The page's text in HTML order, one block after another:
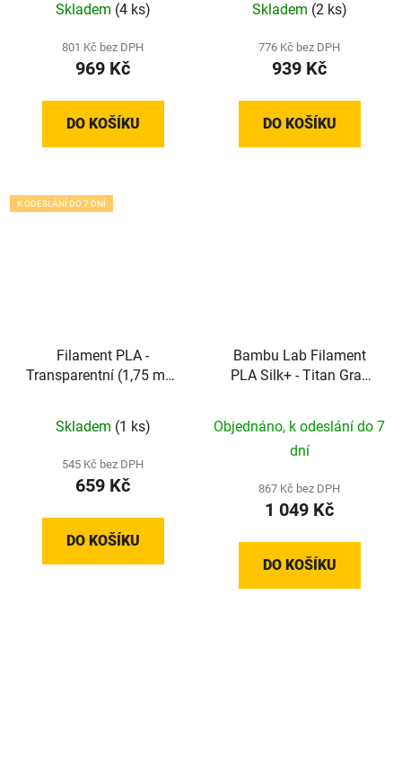
Skladem (4 ks)
801 Kč bez DPH
969 Kč
DO KOŠÍKU
Skladem (2 ks)
776 Kč bez DPH
939 Kč
DO KOŠÍKU
K ODESLÁNÍ DO 7 DNÍ
Filament PLA -
Transparentní (1,75 mm;
Skladem (1 ks)
545 Kč bez DPH
659 Kč
DO KOŠÍKU
Bambu Lab Filament
PLA Silk+ - Titan Gray
Objednáno, k odeslání do 7
dní
867 Kč bez DPH
1 049 Kč
DO KOŠÍKU